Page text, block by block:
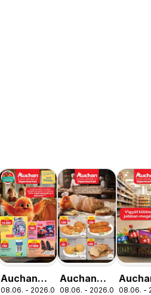
Auchan
08.06. - 2026.08.19.
Auchan
08.06. - 2026.08.12.08.06. -